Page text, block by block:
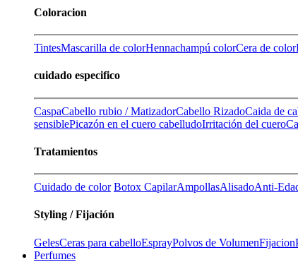
Coloracion
TintesMascarilla de colorHennachampú colorCera de color
cuidado especifico
CaspaCabello rubio / MatizadorCabello RizadoCaida de
sensiblePicazón en el cuero cabelludoIrritación del cuero
Tratamientos
Cuidado de color Botox CapilarAmpollasAlisadoAnti-
Styling / Fijación
GelesCeras para cabelloEsprayPolvos de VolumenFijacion
Perfumes